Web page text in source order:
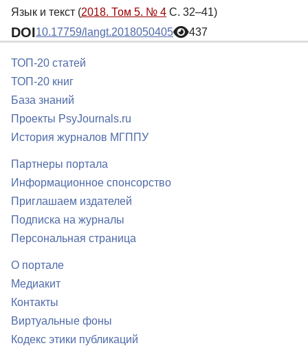
Язык и текст (2018. Том 5. № 4 С. 32–41)
DOI10.17759/langt.2018050405 437
ТОП-20 статей
ТОП-20 книг
База знаний
Проекты PsyJournals.ru
История журналов МГППУ
Партнеры портала
Информационное спонсорство
Приглашаем издателей
Подписка на журналы
Персональная страница
О портале
Медиакит
Контакты
Виртуальные фоны
Кодекс этики публикаций